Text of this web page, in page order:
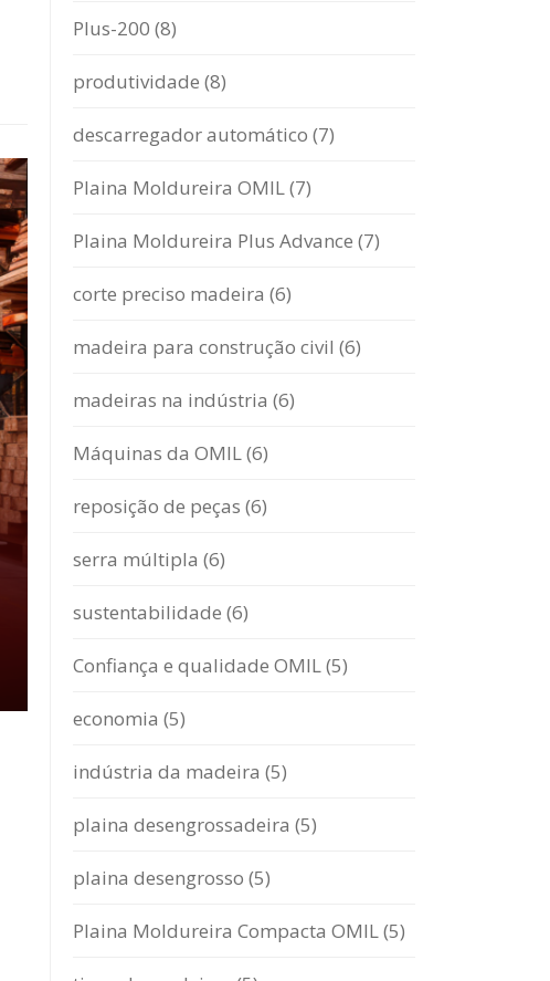
Plus-200 (8)
produtividade (8)
descarregador automático (7)
Plaina Moldureira OMIL (7)
Plaina Moldureira Plus Advance (7)
corte preciso madeira (6)
madeira para construção civil (6)
madeiras na indústria (6)
Máquinas da OMIL (6)
reposição de peças (6)
serra múltipla (6)
sustentabilidade (6)
Confiança e qualidade OMIL (5)
economia (5)
indústria da madeira (5)
plaina desengrossadeira (5)
plaina desengrosso (5)
Plaina Moldureira Compacta OMIL (5)